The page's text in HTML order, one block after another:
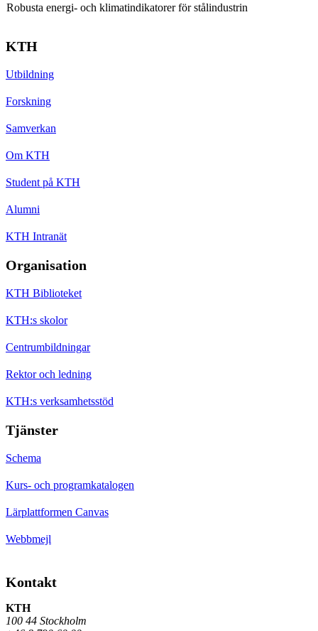
Robusta energi- och klimatindikatorer för stålindustrin
KTH
Utbildning
Forskning
Samverkan
Om KTH
Student på KTH
Alumni
KTH Intranät
Organisation
KTH Biblioteket
KTH:s skolor
Centrumbildningar
Rektor och ledning
KTH:s verksamhetsstöd
Tjänster
Schema
Kurs- och programkatalogen
Lärplattformen Canvas
Webbmejl
Kontakt
KTH
100 44 Stockholm